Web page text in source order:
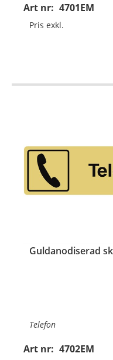
Art nr: 4701EM
Material:
Pris exkl.
Guldanodiserad
Art nr: 4702EM
Telefon
Material: